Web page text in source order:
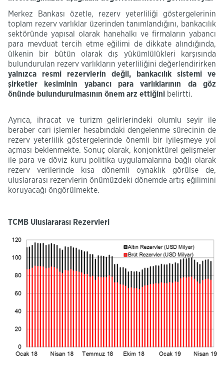
Merkez Bankası özetle, rezerv yeterliliği göstergelerinin
toplam rezerv varlıklar üzerinden tanımlandığını, bankacılık
sektöründe yapısal olarak hanehalkı ve firmaların yabancı
para mevduat tercih etme eğilimi de dikkate alındığında,
ülkenin bir bütün olarak dış yükümlülükleri karşısında
bulundurulan rezerv varlıkların yeterliliğini değerlendirirken
yalnızca resmi rezervlerin değil, bankacılık sistemi ve
şirketler kesiminin yabancı para varlıklarının da göz
önünde bulundurulmasının önem arz ettiğini belirtti.​
Ayrıca, ihracat ve turizm gelirlerindeki olumlu seyir ile
beraber cari işlemler hesabındaki dengelenme sürecinin de
rezerv yeterlilik göstergelerinde önemli bir iyileşmeye yol
açması beklenmekte. Sonuç olarak, konjonktürel gelişmeler
ile para ve döviz kuru politika uygulamalarına bağlı olarak
rezerv verilerinde kısa dönemli oynaklık görülse de,
uluslararası rezervlerin önümüzdeki dönemde artış eğilimini
koruyacağı öngörülmekte.
TCMB Uluslararası Rezervleri